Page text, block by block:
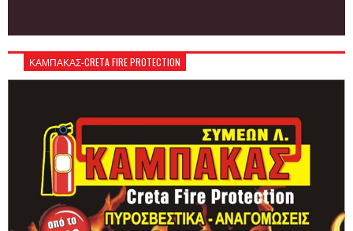
ΚΑΜΠΑΚΑΣ-CRETA FIRE PROTECTION